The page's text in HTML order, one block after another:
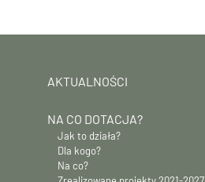
AKTUALNOŚCI
NA CO DOTACJA?
Jak to działa?
Dla kogo?
Na co?